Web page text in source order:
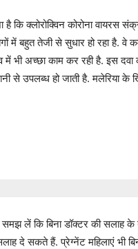
कि क्‍लोरोक्विन कोरोना वायरस
में बहुत तेजी से सुधार हो रहा है. वे
में भी अच्‍छा काम कर रही है. इस
से उपलब्‍ध हो जाती है. मलेरिया
लें कि बिना डॉक्‍टर की सलाह के
दे सकते हैं. प्रेग्‍नेंट महिलाएं भी